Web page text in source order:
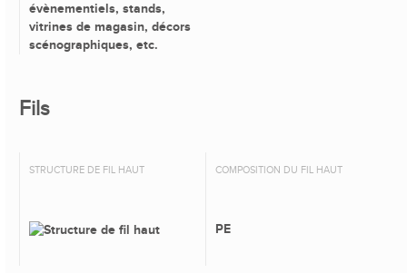
évènementiels, stands,
vitrines de magasin, décors
scénographiques, etc.
Fils
STRUCTURE DE FIL HAUT COMPOSITION DU FIL HAUT
PE